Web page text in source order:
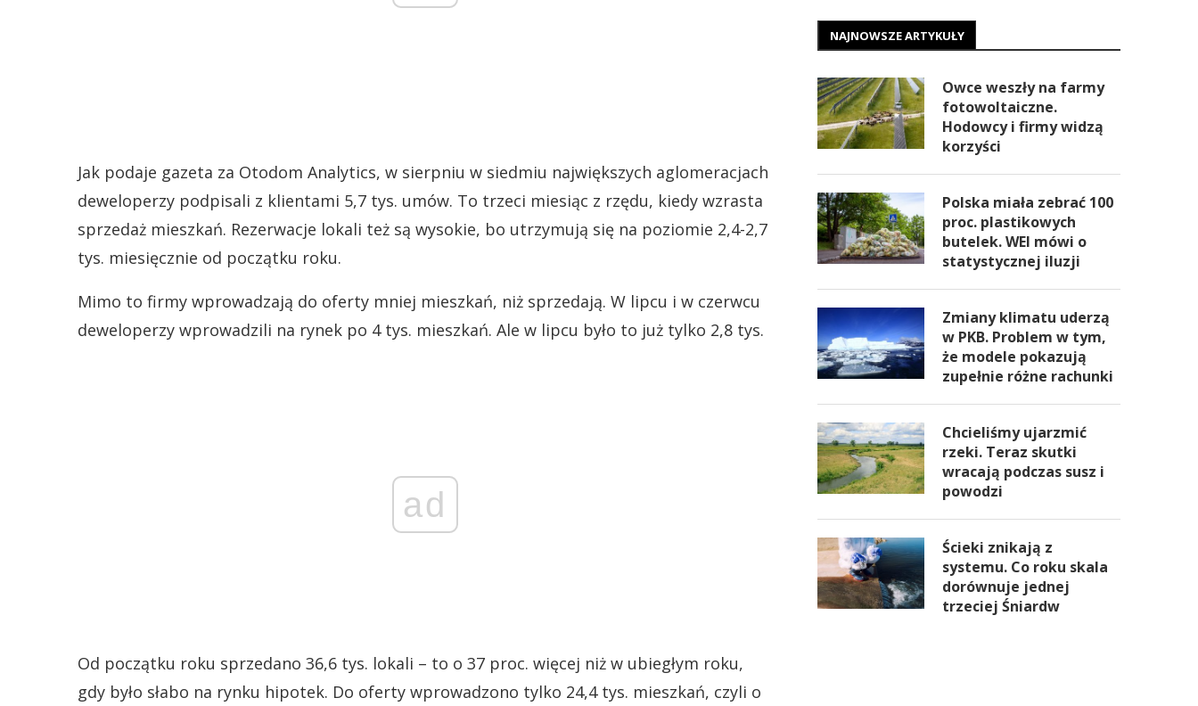
Jak podaje gazeta za Otodom Analytics, w sierpniu w siedmiu największych aglomeracjach
deweloperzy podpisali z klientami 5,7 tys. umów. To trzeci miesiąc z rzędu, kiedy wzrasta
sprzedaż mieszkań. Rezerwacje lokali też są wysokie, bo utrzymują się na poziomie 2,4-2,7
tys. miesięcznie od początku roku.
Mimo to firmy wprowadzają do oferty mniej mieszkań, niż sprzedają. W lipcu i w czerwcu
deweloperzy wprowadzili na rynek po 4 tys. mieszkań. Ale w lipcu było to już tylko 2,8 tys.
ad
Od początku roku sprzedano 36,6 tys. lokali – to o 37 proc. więcej niż w ubiegłym roku,
gdy było słabo na rynku hipotek. Do oferty wprowadzono tylko 24,4 tys. mieszkań, czyli o
NAJNOWSZE ARTYKUŁY
Owce weszły na farmy
fotowoltaiczne.
Hodowcy i firmy widzą
korzyści
Polska miała zebrać 100
proc. plastikowych
butelek. WEI mówi o
statystycznej iluzji
Zmiany klimatu uderzą
w PKB. Problem w tym,
że modele pokazują
zupełnie różne rachunki
Chcieliśmy ujarzmić
rzeki. Teraz skutki
wracają podczas susz i
powodzi
Ścieki znikają z
systemu. Co roku skala
dorównuje jednej
trzeciej Śniardw